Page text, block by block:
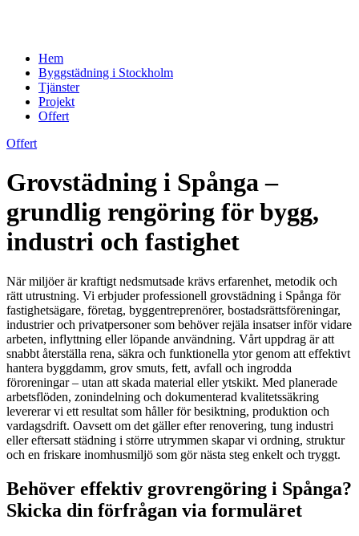
Hem
Byggstädning i Stockholm
Tjänster
Projekt
Offert
Offert
Grovstädning i Spånga –
grundlig rengöring för bygg,
industri och fastighet
När miljöer är kraftigt nedsmutsade krävs erfarenhet, metodik och
rätt utrustning. Vi erbjuder professionell grovstädning i Spånga för
fastighetsägare, företag, byggentreprenörer, bostadsrättsföreningar,
industrier och privatpersoner som behöver rejäla insatser inför vidare
arbeten, inflyttning eller löpande användning. Vårt uppdrag är att
snabbt återställa rena, säkra och funktionella ytor genom att effektivt
hantera byggdamm, grov smuts, fett, avfall och ingrodda
föroreningar – utan att skada material eller ytskikt. Med planerade
arbetsflöden, zonindelning och dokumenterad kvalitetssäkring
levererar vi ett resultat som håller för besiktning, produktion och
vardagsdrift. Oavsett om det gäller efter renovering, tung industri
eller eftersatt städning i större utrymmen skapar vi ordning, struktur
och en friskare inomhusmiljö som gör nästa steg enkelt och tryggt.
Behöver effektiv grovrengöring i Spånga?
Skicka din förfrågan via formuläret